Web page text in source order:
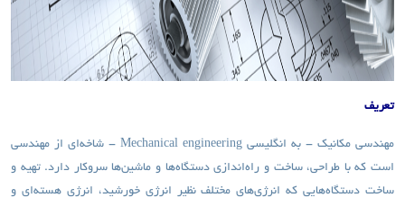
تعریف
مهندسی مکانیک - به انگلیسی - Mechanical engineering شاخه‌ای از مهندسی
است که با طراحی، ساخت و راه‌اندازی دستگاه‌ها و ماشین‌ها سروکار دارد. تهیه و
ساخت دستگاه‌هایی که انرژی‌های مختلف نظیر انرژی خورشید، انرژی هسته‌ای و